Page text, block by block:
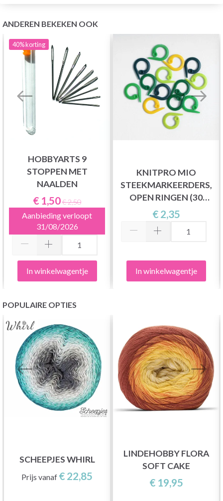
ANDEREN BEKEKEN OOK
40%korting
HOBBYARTS 9
STOPPEN MET
NAALDEN
€ 1,50€ 2,50
Aanbieding verloopt
31/08/2026
In winkelwagentje
KNITPRO MIO
STEEKMARKEERDERS,
OPEN RINGEN (30
STUKS)
€ 2,35
In winkelwagentje
POPULAIRE OPTIES
SCHEEPJES WHIRL
Prijs vanaf € 22,85
LINDEHOBBY FLORA
SOFT CAKE
€ 19,95